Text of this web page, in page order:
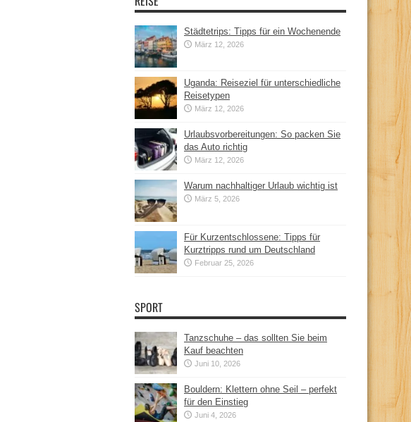
Städtetrips: Tipps für ein Wochenende
März 12, 2026
Uganda: Reiseziel für unterschiedliche
Reisetypen
März 12, 2026
Urlaubsvorbereitungen: So packen Sie
das Auto richtig
März 12, 2026
Warum nachhaltiger Urlaub wichtig ist
März 5, 2026
Für Kurzentschlossene: Tipps für
Kurztripps rund um Deutschland
Februar 25, 2026
SPORT
Tanzschuhe – das sollten Sie beim
Kauf beachten
Juni 10, 2026
Bouldern: Klettern ohne Seil – perfekt
für den Einstieg
Juni 4, 2026